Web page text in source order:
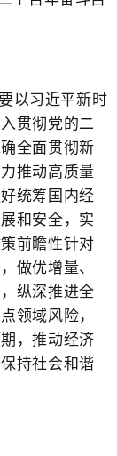
以习近平新时
贯彻党的二
全面贯彻新
推动高质量
统筹国内经
和安全，实
前瞻性针对
做优增量、
纵深推进全
领域风险，
，推动经济
持社会和谐